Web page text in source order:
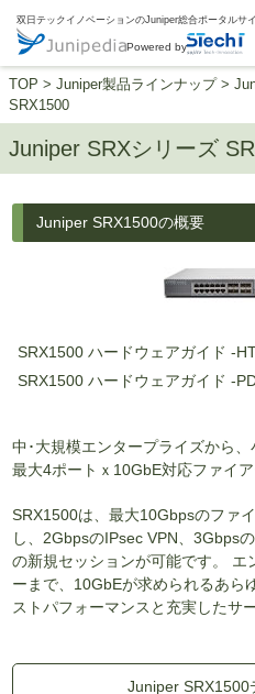
双日テックイノベーションのJuniper総合ポータルサ
Powered by
TOP > Juniper製品ラインナップ>
SRX1500
Juniper SRXシリーズ
Juniper SRX1500の概要
SRX1500 ハードウェアガイド -
SRX1500 ハードウェアガイド -
中･大規模エンタープライズから
最大4ポートｘ10GbE対応ファイ
SRX1500は、最大10Gbpsのファ
し、2GbpsのIPsec VPN、3Gbps
の新規セッションが可能です。 エ
ーまで、10GbEが求められるあら
ストパフォーマンスと充実したサ
Juniper SRX1500